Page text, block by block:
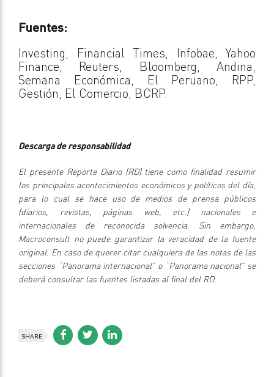
Fuentes:
Investing, Financial Times, Infobae, Yahoo
Finance, Reuters, Bloomberg, Andina,
Semana Económica, El Peruano, RPP,
Gestión, El Comercio, BCRP.
Descarga de responsabilidad
El presente Reporte Diario (RD) tiene como finalidad resumir
los principales acontecimientos económicos y políticos del día,
para lo cual se hace uso de medios de prensa públicos
(diarios, revistas, páginas web, etc.) nacionales e
internacionales de reconocida solvencia. Sin embargo,
Macroconsult no puede garantizar la veracidad de la fuente
original. En caso de querer citar cualquiera de las notas de las
secciones “Panorama internacional” o “Panorama nacional” se
deberá consultar las fuentes listadas al final del RD.
SHARE